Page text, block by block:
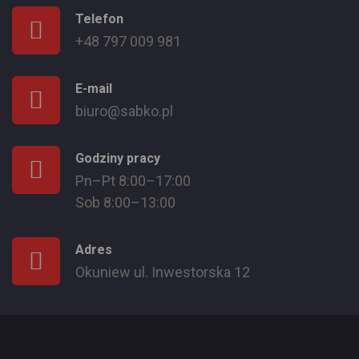
Telefon
+48 797 009 981
E-mail
biuro@sabko.pl
Godziny pracy
Pn–Pt 8:00–17:00
Sob 8:00–13:00
Adres
Okuniew ul. Inwestorska 12